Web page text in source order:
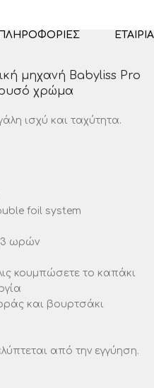
ΕΤΑΙΡΊΑ
μηχανή Babyliss Pro
χρώμα
ισχύ και ταχύτητα.
foil system
3 ωρών
κουμπώσετε το καπάκι
και βουρτσάκι
από την εγγύηση.